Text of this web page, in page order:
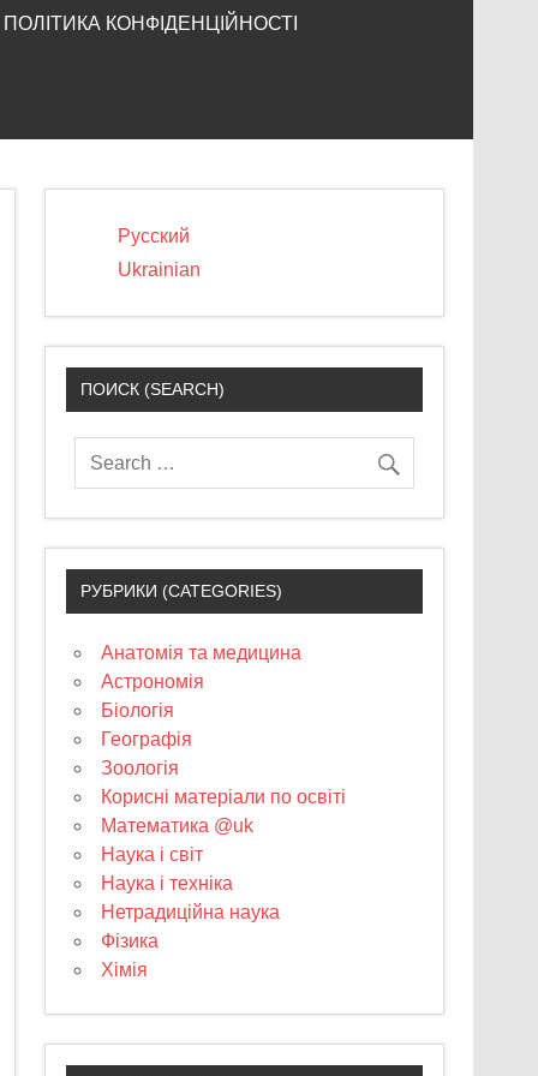
ПОЛІТИКА КОНФІДЕНЦІЙНОСТІ
Русский
Ukrainian
ПОИСК (SEARCH)
РУБРИКИ (CATEGORIES)
Анатомія та медицина
Астрономія
Біологія
Географія
Зоологія
Корисні матеріали по освіті
Математика @uk
Наука і світ
Наука і техніка
Нетрадиційна наука
Фізика
Хімія